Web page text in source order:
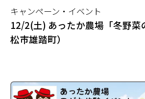
キャンペーン・イベント
12/2(土) あったか農場「冬野菜
松市雄踏町）